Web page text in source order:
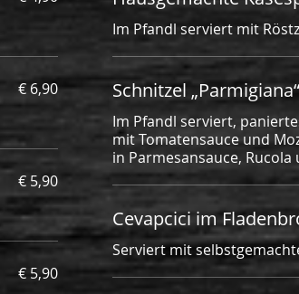
€ 6,90
€ 5,90
€ 5,90
Im Pfandl serviert mit
Schnitzel „Parmigiana“
Im Pfandl serviert,
mit Tomatensauce und
in Parmesansauce, Rucola
Cevapcici im
Serviert mit